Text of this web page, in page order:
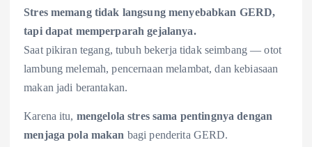
Stres memang tidak langsung menyebabkan GERD,
tapi dapat memperparah gejalanya.
Saat pikiran tegang, tubuh bekerja tidak seimbang — otot
lambung melemah, pencernaan melambat, dan kebiasaan
makan jadi berantakan.
Karena itu, mengelola stres sama pentingnya dengan
menjaga pola makan bagi penderita GERD.